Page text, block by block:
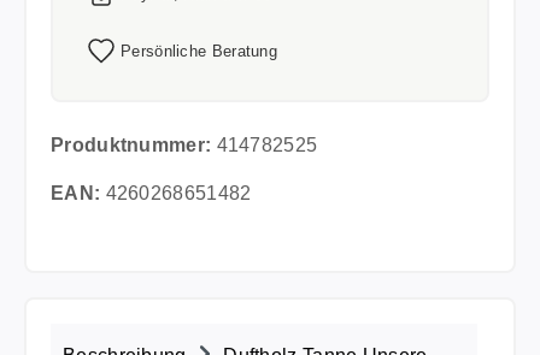
Persönliche Beratung
Produktnummer: 414782525
EAN: 4260268651482